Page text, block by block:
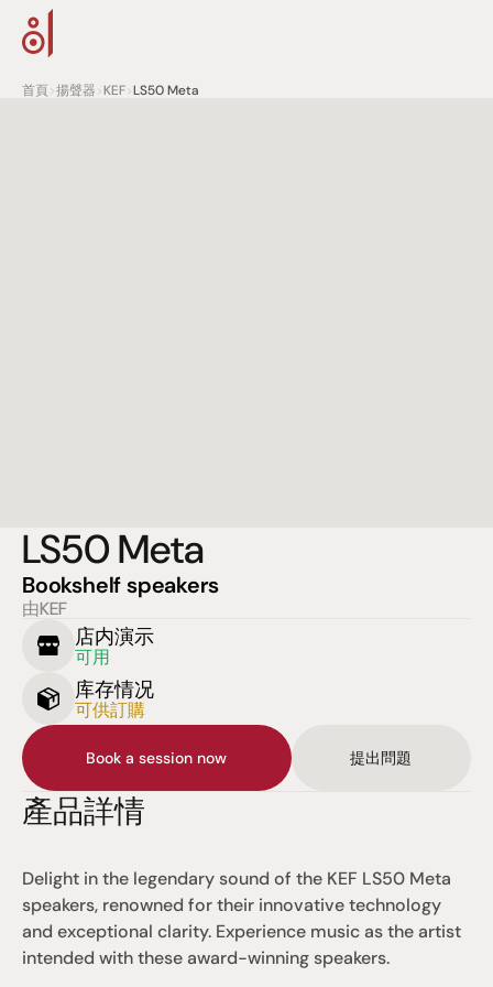
首頁>揚聲器>KEF>LS50 Meta
LS50 Meta
Bookshelf speakers
由KEF
店内演示
可用
库存情况
可供訂購
Book a session now 提出問題
產品詳情
Delight in the legendary sound of the KEF LS50 Meta
speakers, renowned for their innovative technology
and exceptional clarity. Experience music as the artist
intended with these award-winning speakers.